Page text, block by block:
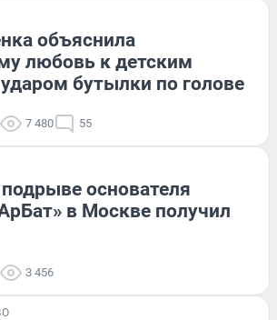
объяснила
любовь к детским
бутылки по голове
7 480 55
основателя
в Москве получил
3 456